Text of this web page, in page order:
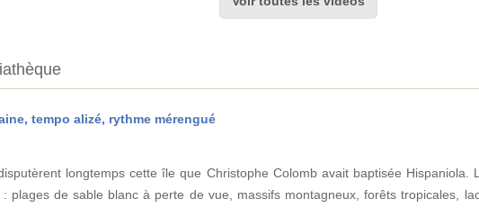
tempo alizé, rythme mérengué
longtemps cette île que Christophe Colomb avait baptisée Hispaniola.
plages de sable blanc à perte de vue, massifs montagneux, forêts tropicales,